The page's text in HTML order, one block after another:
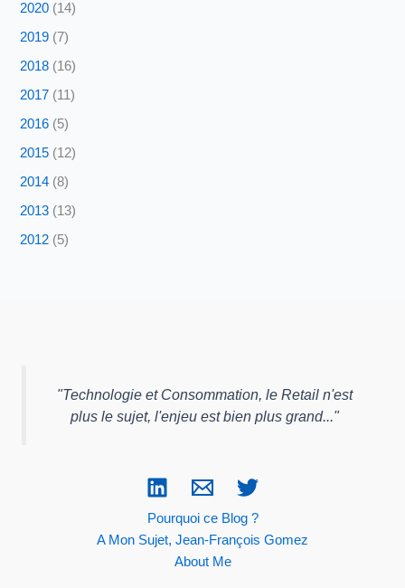
2020 (14)
2019 (7)
2018 (16)
2017 (11)
2016 (5)
2015 (12)
2014 (8)
2013 (13)
2012 (5)
"Technologie et Consommation, le Retail n'est
plus le sujet, l'enjeu est bien plus grand... "
Pourquoi ce Blog ?
A Mon Sujet, Jean-François Gomez
About Me